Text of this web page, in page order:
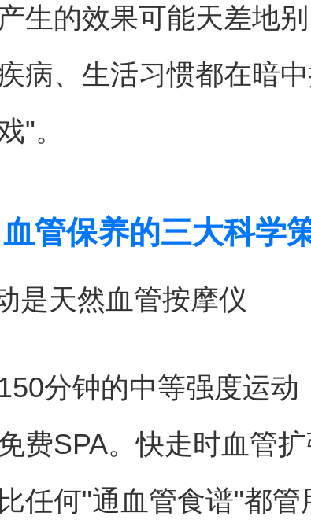
生的效果可能天差地别
病、生活习惯都在暗
"。
管保养的三大科学
是天然血管按摩仪
分钟的中等强度运动
费SPA。快走时血管
任何"通血管食谱"都管